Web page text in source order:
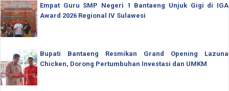
Empat Guru SMP Negeri 1 Bantaeng Unjuk Gigi di IGA
Award 2026 Regional IV Sulawesi
Bupati Bantaeng Resmikan Grand Opening Lazuna
Chicken, Dorong Pertumbuhan Investasi dan UMKM